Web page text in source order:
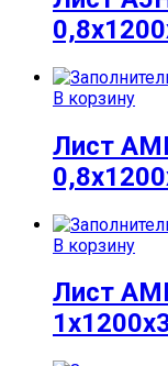
В корзину
Лист
В корзину
Лист